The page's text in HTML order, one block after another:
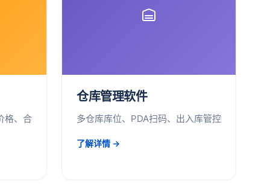
格、合
仓库管理软件
多仓库库位、PDA扫码、出入库管控
了解详情 →